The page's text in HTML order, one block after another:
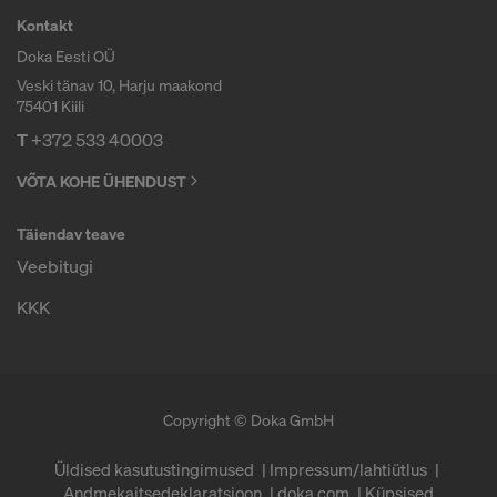
n
e
o
s
t
Kontakt
Doka Eesti OÜ
Veski tänav 10, Harju maakond
75401 Kiili
T+372 533 40003
VÕTA KOHE ÜHENDUST
Täiendav teave
Veebitugi
KKK
Copyright © Doka GmbH
Üldised kasutustingimused
Impressum/lahtiütlus
Nendele teenuseosutajatele teie isikuandmete
edastamise jätkamiseks on meil vaja teie
selgesõnalist nõusolekut.
Veebisaidi küpsiseseadetes saate oma nõusoleku
igal ajal edasiulatuvalt tagasi võtta.
KAS OLETE NÕUS KÜPSISTE
ISIKUNDMETE EDASTAMISEGA
AMEERIKA ÜHENDRIIKIDESSE?